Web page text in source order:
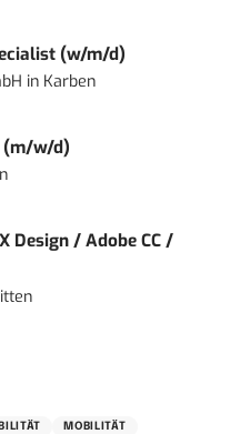
(w/m/d)
in Karben
(m/w/d)
Design / Adobe CC /
MOBILITÄT